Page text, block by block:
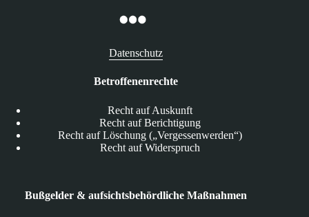
Datenschutz
Betroffenenrechte
Recht auf Auskunft
Recht auf Berichtigung
Recht auf Löschung („Vergessenwerden“)
Recht auf Widerspruch
Bußgelder & aufsichtsbehördliche Maßnahmen